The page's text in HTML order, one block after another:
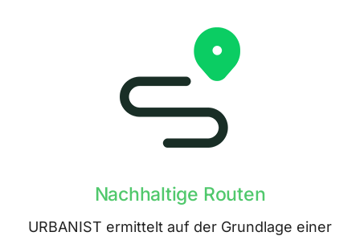
Nachhaltige Routen
URBANIST ermittelt auf der Grundlage einer